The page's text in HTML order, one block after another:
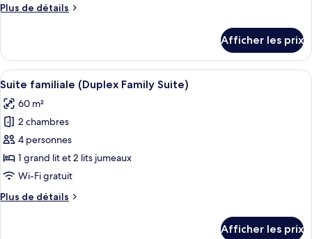
Prestige,
(Standing
Balcony)
Plus de détails
Plus
Chambre
Prestige,
chambres
(Standing
Balcony)
Afficher les prix
Afficher
toutes
les
photos
pour
ce
type
chambre :
Une chambre d’hôtel avec un grand
8
Suite familiale (Duplex Family Suite)
60 m²
2 chambres
4 personnes
1 grand lit et 2 lits jumeaux
Wi-Fi gratuit
Plus de détails
Plus
Afficher les prix